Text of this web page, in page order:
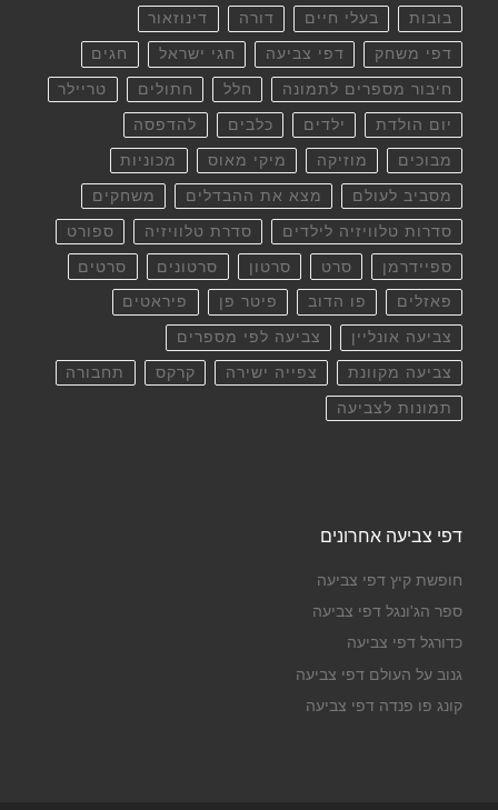
בובות בעלי חיים דורה דינוזאור
דפי משחק דפי צביעה חגי ישראל חגים
חיבור מספרים לתמונה חלל חתולים טריילר
יום הולדת ילדים כלבים להדפסה
מבוכים מוזיקה מיקי מאוס מכוניות
מסביב לעולם מצא את ההבדלים משחקים
סדרות טלוויזיה לילדים סדרת טלוויזיה ספורט
ספיידרמן סרט סרטון סרטונים סרטים
פאזלים פו הדוב פיטר פן פיראטים
צביעה אונליין צביעה לפי מספרים
צביעה מקוונת צפייה ישירה קרקס תחבורה
תמונות לצביעה
דפי צביעה אחרונים
חופשת קיץ דפי צביעה
ספר הג'ונגל דפי צביעה
כדורגל דפי צביעה
גנוב על העולם דפי צביעה
קונג פו פנדה דפי צביעה